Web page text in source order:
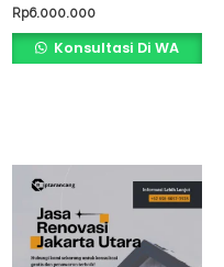
Rp6.000.000
Konsultasi Di WA